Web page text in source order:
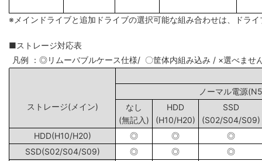
※メインドライブと追加ドライブの選択可能な組み合わせは、ドラ
■ストレージ対応表
凡例 ：◎リムーバブルケース仕様/ 〇筐体内組み込み / ×選べませ
ノーマル電源
ストレージ(メイン)
なし
(無記入)
HDD
(H10/H20)
SSD
(S02/S04/S09)
HDD(H10/H20)
◎ ◎
◎
SSD(S02/S04/S09)
◎ ◎
◎